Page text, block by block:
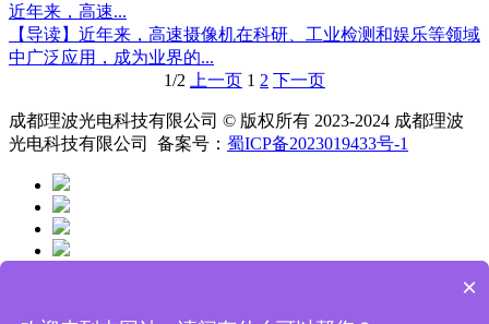
近年来，高速...
【导读】近年来，高速摄像机在科研、工业检测和娱乐等领域
中广泛应用，成为业界的...
1/2
上一页 1 2 下一页
成都理波光电科技有限公司 © 版权所有 2023-2024 成都理波
光电科技有限公司 备案号： 蜀ICP备2023019433号-1
×